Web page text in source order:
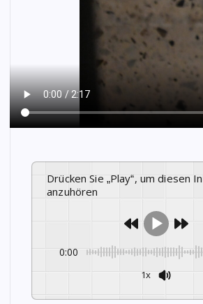
Drücken Sie „Play“, um diesen Inhalt
anzuhören
0:00
1x